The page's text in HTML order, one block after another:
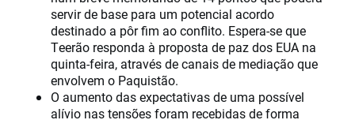
servir de base para um potencial acordo
destinado a pôr fim ao conflito. Espera-se que
Teerão responda à proposta de paz dos EUA na
quinta-feira, através de canais de mediação que
envolvem o Paquistão.
O aumento das expectativas de uma possível
alívio nas tensões foram recebidas de forma